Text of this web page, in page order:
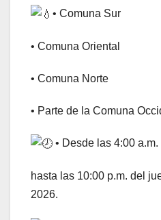
• Comuna Sur
• Comuna Oriental
• Comuna Norte
• Parte de la Comuna
• Desde las 4:00
hasta las 10:00 p.m. del
2026.